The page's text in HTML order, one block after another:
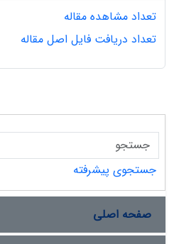
تعداد مشاهده مقاله
تعداد دریافت فایل اصل مقاله
جستجوی پیشرفته
صفحه اصلی